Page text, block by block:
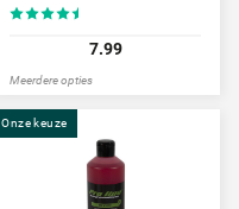
7.99
Meerdere opties
Onze keuze